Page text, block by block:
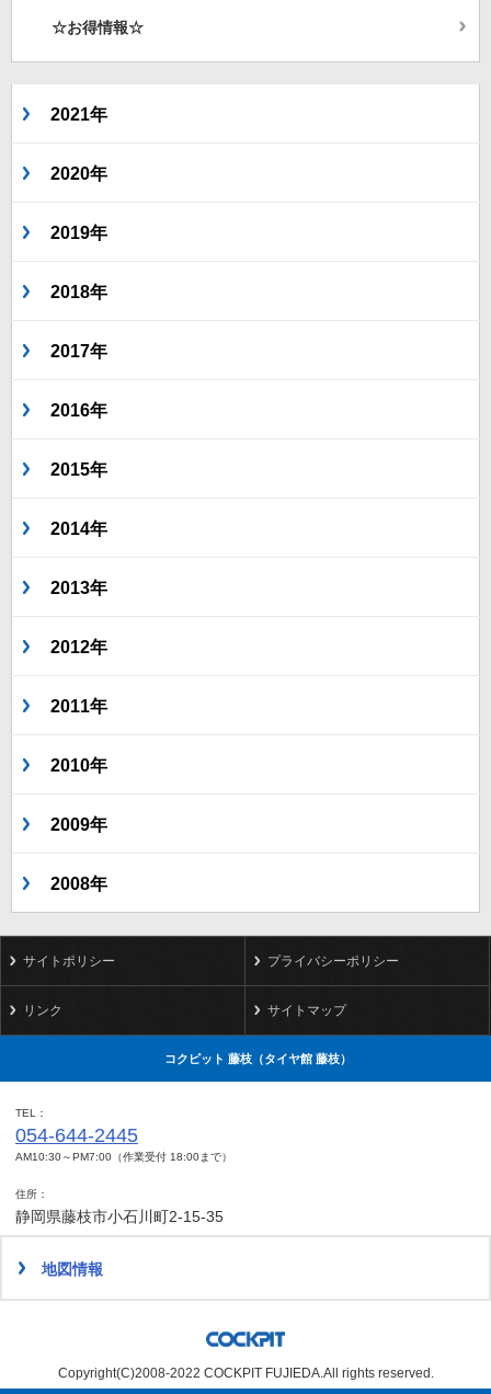
☆お得情報☆
2021年
2020年
2019年
2018年
2017年
2016年
2015年
2014年
2013年
2012年
2011年
2010年
2009年
2008年
サイトポリシー プライバシーポリシー
リンク サイトマップ
コクピット 藤枝（タイヤ館 藤枝）
TEL
054-644-2445
AM10:30～PM7:00（作業受付 18:00まで）
住所
静岡県藤枝市小石川町2-15-35
地図情報
Copyright(C)2008-2022 COCKPIT FUJIEDA.All rights reserved.